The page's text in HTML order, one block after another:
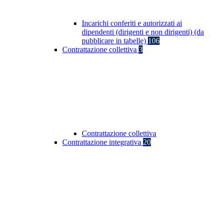
Incarichi conferiti e autorizzati ai
dipendenti (dirigenti e non dirigenti) (da
pubblicare in tabelle) 106
Contrattazione collettiva 3
Contrattazione collettiva
Contrattazione integrativa 20